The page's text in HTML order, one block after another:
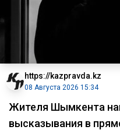
https://kazpravda.kz
08 Августа 2026 15:34
Жителя Шымкента
высказывания в